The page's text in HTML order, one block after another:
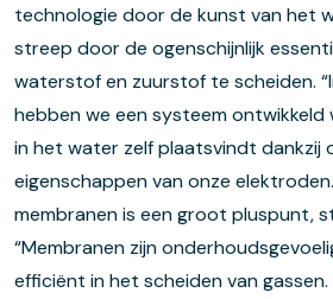
technologie door de kunst van het
streep door de ogenschijnlijk
waterstof en zuurstof te scheiden.
hebben we een systeem ontwikkeld
in het water zelf plaatsvindt dankzij
eigenschappen van onze
membranen is een groot pluspunt,
“Membranen zijn
efficiënt in het scheiden van